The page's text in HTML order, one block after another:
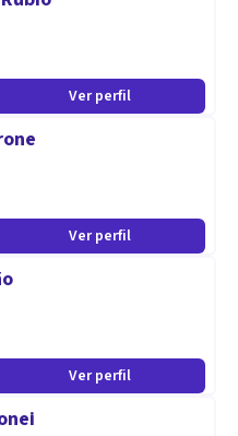
confidencialidad y
DE LOS
Y MÚSICA
Ver perfil
Ver perfil
Ver perfil